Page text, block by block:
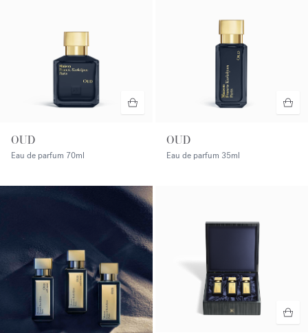
OUD
Eau de parfum 70ml
OUD
Eau de parfum 35ml